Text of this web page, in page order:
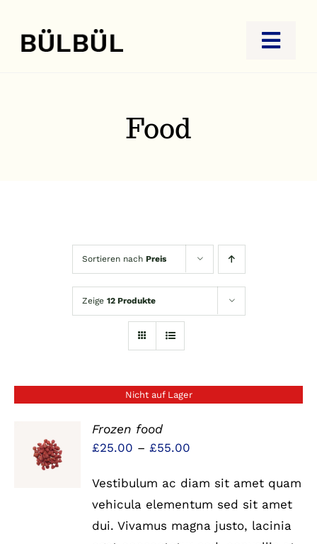
Inhalt
springen
Food
Sortieren nach Preis
Zeige 12 Produkte
Nicht auf Lager
DETAILS
Frozen food
£25.00 –£55.00
bis
£55.00
Vestibulum ac diam sit amet quam
vehicula elementum sed sit amet
dui. Vivamus magna justo, lacinia